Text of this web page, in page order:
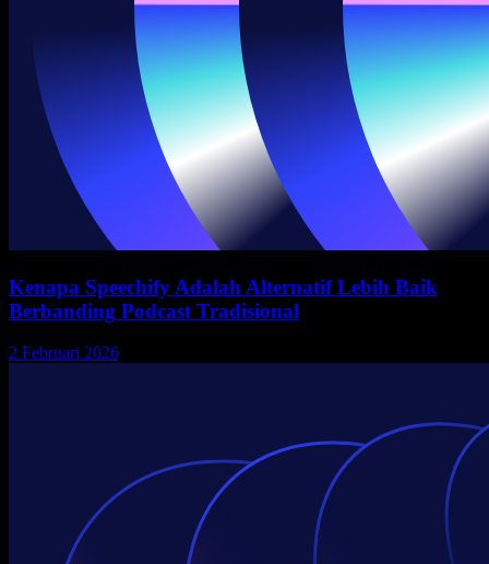
Kenapa Speechify Adalah Alternatif Lebih Baik
Berbanding Podcast Tradisional
2 Februari 2026